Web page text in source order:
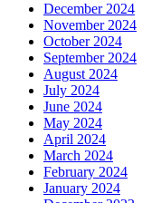
December 2024
November 2024
October 2024
September 2024
August 2024
July 2024
June 2024
May 2024
April 2024
March 2024
February 2024
January 2024